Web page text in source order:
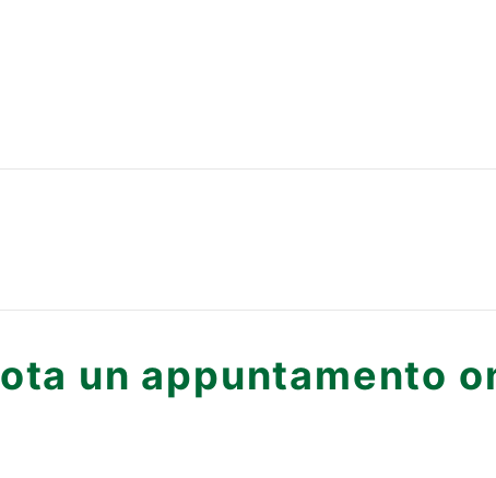
un appuntamento